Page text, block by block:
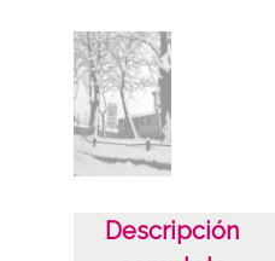
Tipo de imagen:
Plata;
Fecha
19400101
19601231
1940, enero, 1 a
Descripción